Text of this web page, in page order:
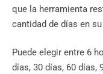
que la herramienta
cantidad de días en
Puede elegir entre 6
días, 30 días, 60 días,